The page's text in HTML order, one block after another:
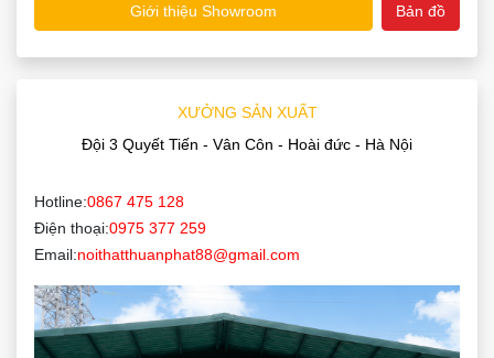
Giới thiệu Showroom Bản đồ
XƯỞNG SẢN XUẤT
Đội 3 Quyết Tiến - Vân Côn - Hoài đức - Hà Nội
Hotline:0867 475 128
Điện thoại:0975 377 259
Email:noithatthuanphat88@gmail.com